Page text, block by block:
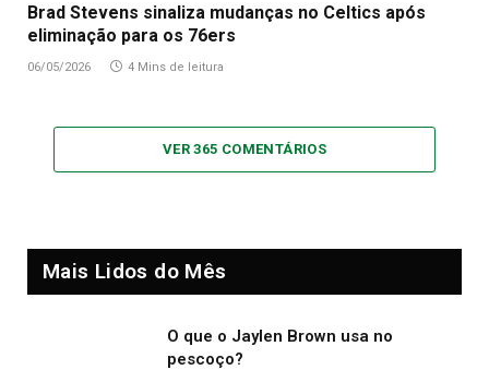
Brad Stevens sinaliza mudanças no Celtics após
eliminação para os 76ers
06/05/2026 4 Mins de leitura
VER 365 COMENTÁRIOS
Mais Lidos do Mês
O que o Jaylen Brown usa no
pescoço?